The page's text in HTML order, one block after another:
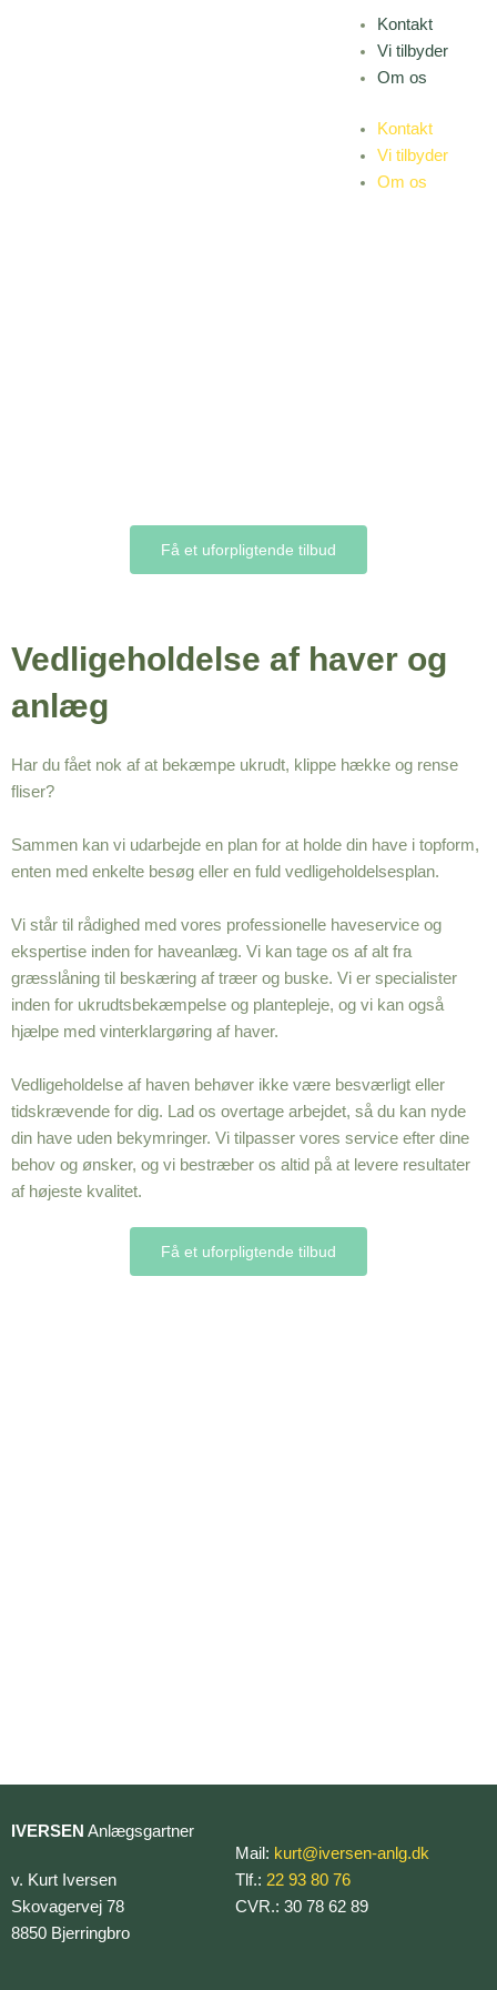
Kontakt
Vi tilbyder
Om os
Kontakt
Vi tilbyder
Om os
Få et uforpligtende tilbud
Vedligeholdelse af haver og
anlæg
Har du fået nok af at bekæmpe ukrudt, klippe hække og rense
fliser?
Sammen kan vi udarbejde en plan for at holde din have i topform,
enten med enkelte besøg eller en fuld vedligeholdelsesplan.
Vi står til rådighed med vores professionelle haveservice og
ekspertise inden for haveanlæg. Vi kan tage os af alt fra
græsslåning til beskæring af træer og buske. Vi er specialister
inden for ukrudtsbekæmpelse og plantepleje, og vi kan også
hjælpe med vinterklargøring af haver.
Vedligeholdelse af haven behøver ikke være besværligt eller
tidskrævende for dig. Lad os overtage arbejdet, så du kan nyde
din have uden bekymringer. Vi tilpasser vores service efter dine
behov og ønsker, og vi bestræber os altid på at levere resultater
af højeste kvalitet.
Få et uforpligtende tilbud
IVERSEN Anlægsgartner
v. Kurt Iversen
Skovagervej 78
8850 Bjerringbro
Mail: kurt@iversen-anlg.dk
Tlf.: 22 93 80 76
CVR.: 30 78 62 89